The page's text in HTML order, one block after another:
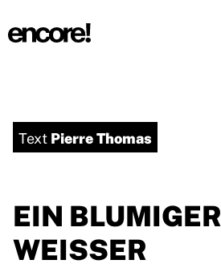
Text Pierre Thomas
EIN BLUMIGER
WEISSER